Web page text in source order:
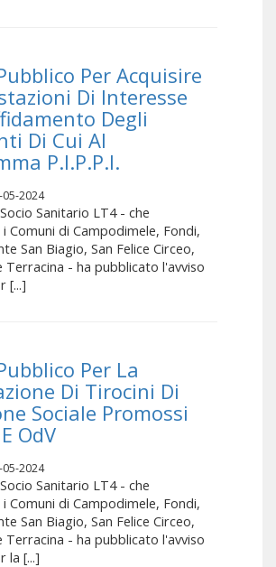
Per Acquisire
Di Interesse
Degli
Di Cui Al
P.I.P.P.I.
05-2024
Sanitario LT4 - che
Comuni di Campodimele, Fondi,
San Biagio, San Felice Circeo,
Terracina - ha pubblicato l'avviso
[...]
Per La
Di Tirocini Di
Sociale Promossi
OdV
05-2024
Sanitario LT4 - che
Comuni di Campodimele, Fondi,
San Biagio, San Felice Circeo,
Terracina - ha pubblicato l'avviso
la [...]